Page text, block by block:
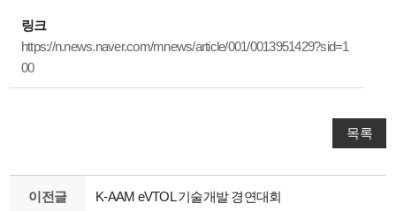
링크
https://n.news.naver.com/mnews/article/001/0013951429?sid=1
00
목록
이전글 K-AAM eVTOL 기술개발 경연대회